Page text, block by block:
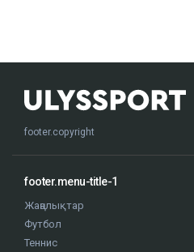
footer.copyright
footer.menu-title-1
Жаңалықтар
Футбол
Теннис